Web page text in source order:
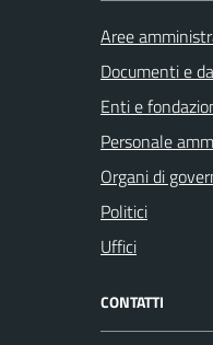
Aree
Documenti e
Enti e
Personale
Organi di
Politici
Uffici
CONTATTI